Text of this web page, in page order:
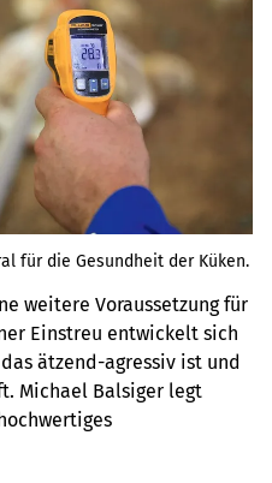
für die Gesundheit der Küken.
weitere Voraussetzung für
Einstreu entwickelt sich
ätzend-agressiv ist und
Michael Balsiger legt